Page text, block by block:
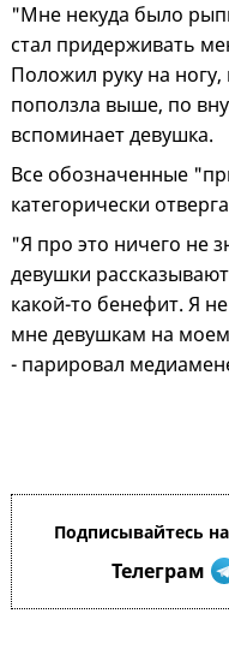
"Мне некуда было
стал придерживать
Положил руку на ногу,
поползла выше, по
вспоминает девушка.
Все обозначенные
категорически
"Я про это ничего не
девушки
какой-то бенефит. Я
мне девушкам на
- парировал
Подписывайтесь
Телеграм